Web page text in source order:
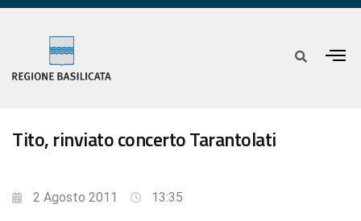
Tito, rinviato concerto Tarantolati
2 Agosto 2011 13:35